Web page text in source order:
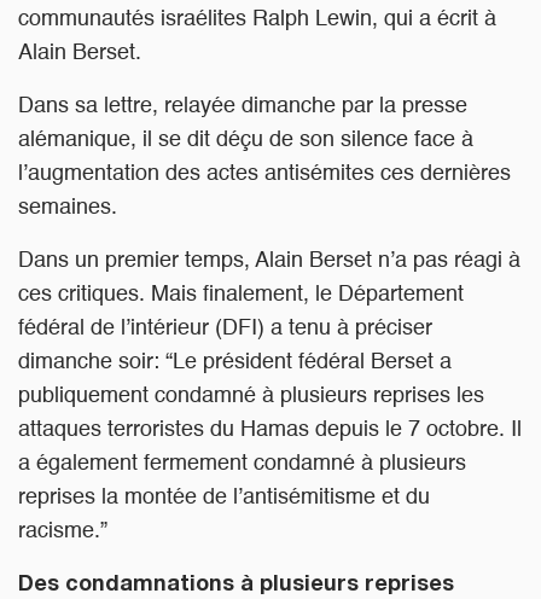
communautés israélites Ralph Lewin, qui a écrit à
Alain Berset.
Dans sa lettre, relayée dimanche par la presse
alémanique, il se dit déçu de son silence face à
l’augmentation des actes antisémites ces dernières
semaines.
Dans un premier temps, Alain Berset n’a pas réagi à
ces critiques. Mais finalement, le Département
fédéral de l’intérieur (DFI) a tenu à préciser
dimanche soir: “Le président fédéral Berset a
publiquement condamné à plusieurs reprises les
attaques terroristes du Hamas depuis le 7 octobre. Il
a également fermement condamné à plusieurs
reprises la montée de l’antisémitisme et du
racisme.”
Des condamnations à plusieurs reprises